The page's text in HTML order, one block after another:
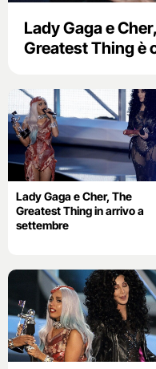
Lady Gaga e
Greatest Thing è
Lady Gaga e Cher, The
Greatest Thing in arrivo a
settembre